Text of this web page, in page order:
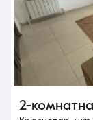
2-